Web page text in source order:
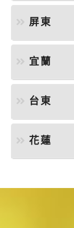
屏東
宜蘭
台東
花蓮